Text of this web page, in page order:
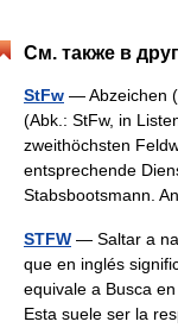
См. также в
StFw — Abzeichen
(Abk.: StFw, in
zweithöchsten
entsprechende
Stabsbootsmann.
STFW — Saltar a
que en inglés
equivale a Busca
Esta suele ser la